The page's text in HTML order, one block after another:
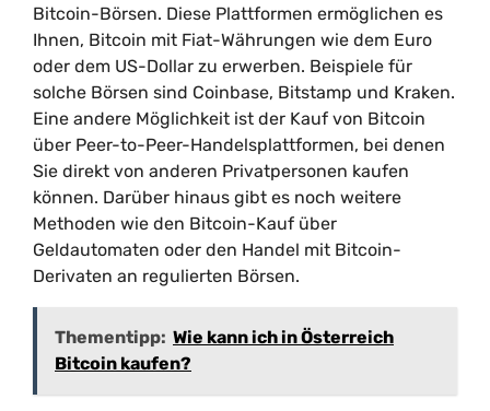
Bitcoin-Börsen. Diese Plattformen ermöglichen es
Ihnen, Bitcoin mit Fiat-Währungen wie dem Euro
oder dem US-Dollar zu erwerben. Beispiele für
solche Börsen sind Coinbase, Bitstamp und Kraken.
Eine andere Möglichkeit ist der Kauf von Bitcoin
über Peer-to-Peer-Handelsplattformen, bei denen
Sie direkt von anderen Privatpersonen kaufen
können. Darüber hinaus gibt es noch weitere
Methoden wie den Bitcoin-Kauf über
Geldautomaten oder den Handel mit Bitcoin-
Derivaten an regulierten Börsen.
Thementipp: Wie kann ich in Österreich
Bitcoin kaufen?